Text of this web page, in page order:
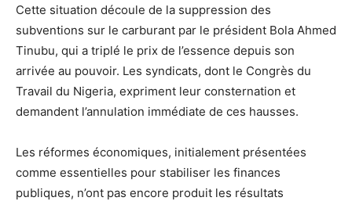
Cette situation découle de la suppression des
subventions sur le carburant par le président Bola Ahmed
Tinubu, qui a triplé le prix de l’essence depuis son
arrivée au pouvoir. Les syndicats, dont le Congrès du
Travail du Nigeria, expriment leur consternation et
demandent l’annulation immédiate de ces hausses.
Les réformes économiques, initialement présentées
comme essentielles pour stabiliser les finances
publiques, n’ont pas encore produit les résultats